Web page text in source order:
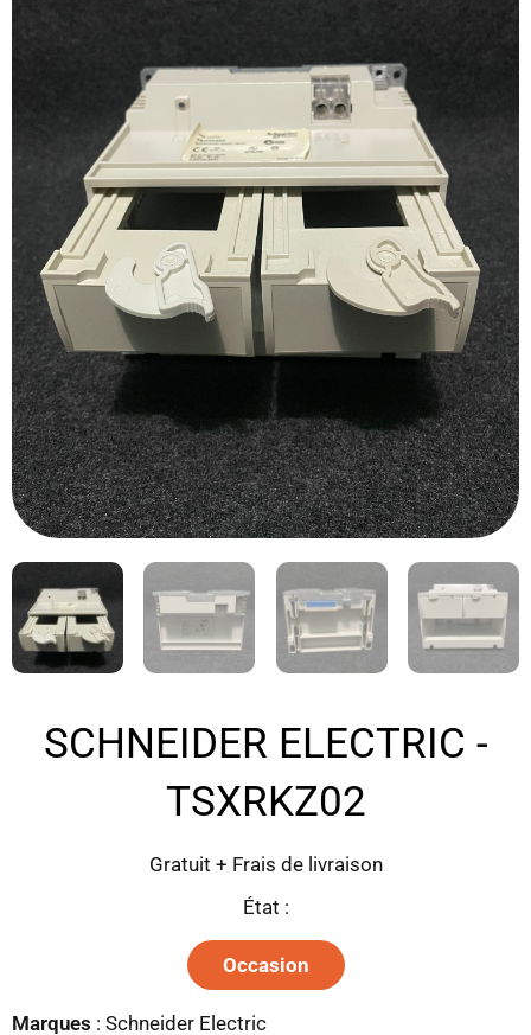
SCHNEIDER ELECTRIC -
TSXRKZ02
Gratuit + Frais de livraison
État :
Occasion
Marques : Schneider Electric